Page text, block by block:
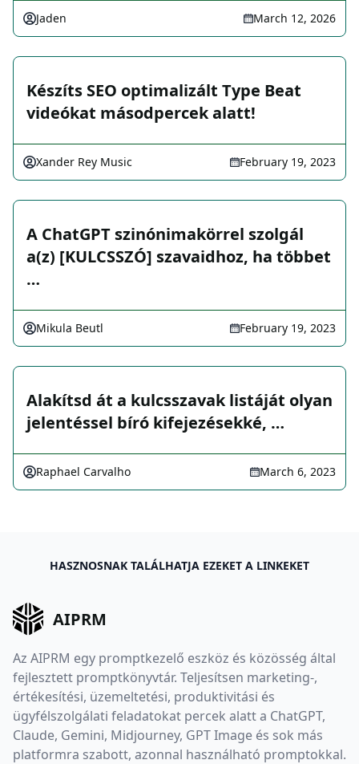
Jaden March 12, 2026
Készíts SEO optimalizált Type Beat
videókat másodpercek alatt!
Xander Rey Music February 19, 2023
A ChatGPT szinónimakörrel szolgál
a(z) [KULCSSZÓ] szavaidhoz, ha többet
…
Mikula Beutl February 19, 2023
Alakítsd át a kulcsszavak listáját olyan
jelentéssel bíró kifejezésekké, …
Raphael Carvalho March 6, 2023
HASZNOSNAK TALÁLHATJA EZEKET A LINKEKET
AIPRM
Az AIPRM egy promptkezelő eszköz és közösség által
fejlesztett promptkönyvtár. Teljesítsen marketing-,
értékesítési, üzemeltetési, produktivitási és
ügyfélszolgálati feladatokat percek alatt a ChatGPT,
Claude, Gemini, Midjourney, GPT Image és sok más
platformra szabott, azonnal használható promptokkal.